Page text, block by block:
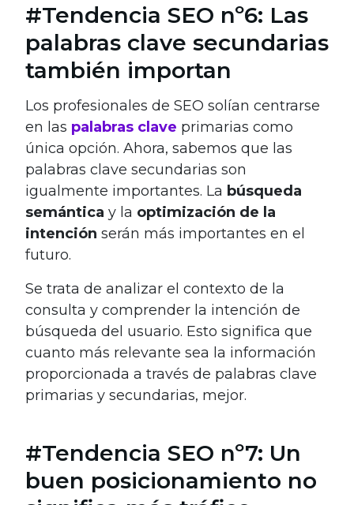
#Tendencia SEO nº6: Las
palabras clave secundarias
también importan
Los profesionales de SEO solían centrarse
en las palabras clave primarias como
única opción. Ahora, sabemos que las
palabras clave secundarias son
igualmente importantes. La búsqueda
semántica y la optimización de la
intención serán más importantes en el
futuro.
Se trata de analizar el contexto de la
consulta y comprender la intención de
búsqueda del usuario. Esto significa que
cuanto más relevante sea la información
proporcionada a través de palabras clave
primarias y secundarias, mejor.
#Tendencia SEO nº7: Un
buen posicionamiento no